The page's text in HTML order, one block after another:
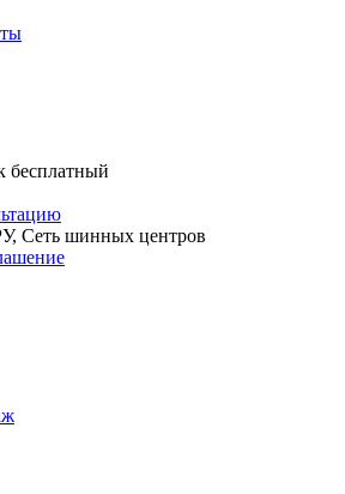
бесплатный
Сеть шинных центров